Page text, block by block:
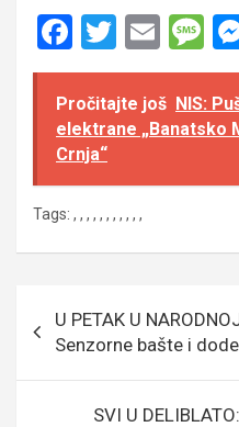
F
a
ce
b
o
o
k
T
wi
tt
er
E
m
ail
M
es
s
a
Pročitajte još NIS:
elektrane „Banatsko
Crnja“
Tags: , , , , , , , , , , ,
чланка
U PETAK U
Senzorne bašte i
SVI U